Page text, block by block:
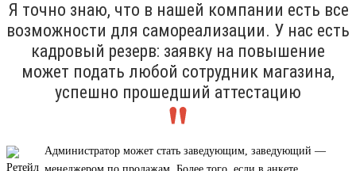
Я точно знаю, что в нашей компании есть все
возможности для самореализации. У нас есть
кадровый резерв: заявку на повышение
может подать любой сотрудник магазина,
успешно прошедший аттестацию
Администратор может стать заведующим, заведующий —